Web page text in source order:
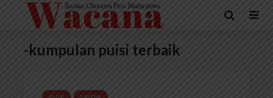
-kumpulan puisi terbaik